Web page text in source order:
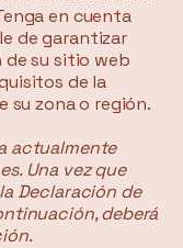
en cuenta
de garantizar
de su sitio web
de la
su zona o región.
actualmente
Una vez que
Declaración de
deberá